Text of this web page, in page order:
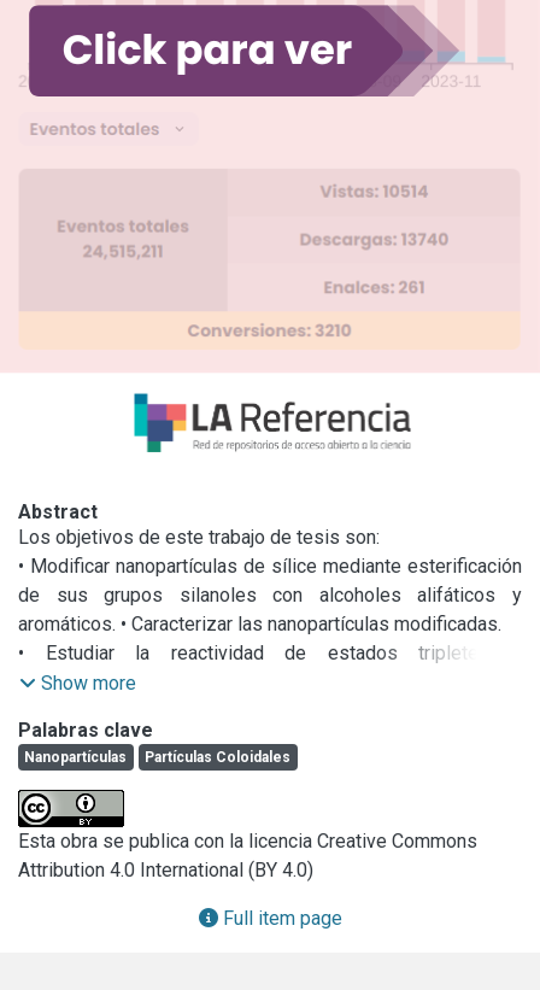
Abstract
Los objetivos de este trabajo de tesis son:
• Modificar nanopartículas de sílice mediante esterificación
de sus grupos silanoles con alcoholes alifáticos y
aromáticos. • Caracterizar las nanopartículas modificadas.
• Estudiar la reactividad de estados triplete de
benzofenona con grupos orgánicos en interfaces
• Estudiar la reactividad de estados excitados singlete y
triplete de safranina-T y oxígeno singlete molecular con
grupos orgánicos en interfaces líquido/nanopartícula.
• Determinar la toxicidad de los nuevos materiales
obtenidos.
• Este trabajo de tesis doctoral está organizado en
capítulos, tal como se indica a continuación:
Show more
Palabras clave
Nanopartículas Partículas Coloidales
Esta obra se publica con la licencia Creative Commons
Attribution 4.0 International (BY 4.0)
Full item page